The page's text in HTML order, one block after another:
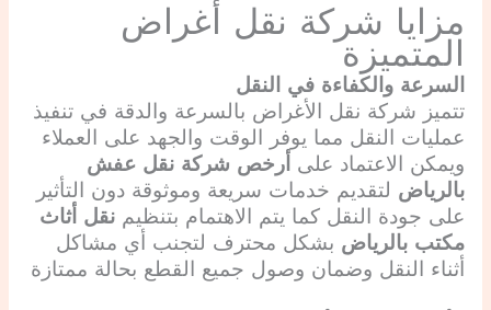
مزايا شركة نقل أغراض
المتميزة
السرعة والكفاءة في النقل
تتميز شركة نقل الأغراض بالسرعة والدقة في تنفيذ
عمليات النقل مما يوفر الوقت والجهد على العملاء
ويمكن الاعتماد على أرخص شركة نقل عفش
بالرياض لتقديم خدمات سريعة وموثوقة دون التأثير
على جودة النقل كما يتم الاهتمام بتنظيم نقل أثاث
مكتب بالرياض بشكل محترف لتجنب أي مشاكل
أثناء النقل وضمان وصول جميع القطع بحالة ممتازة